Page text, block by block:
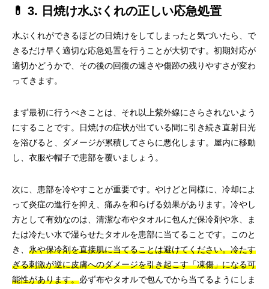
💊 3. 日焼け水ぶくれの正しい応急処置
水ぶくれができるほどの日焼けをしてしまったと気づいたら、で
きるだけ早く適切な応急処置を行うことが大切です。初期対応が
適切かどうかで、その後の回復の速さや傷跡の残りやすさが変わ
ってきます。
まず最初に行うべきことは、それ以上紫外線にさらされないよう
にすることです。日焼けの症状が出ている間に引き続き直射日光
を浴びると、ダメージが累積してさらに悪化します。屋内に移動
し、衣服や帽子で患部を覆いましょう。
次に、患部を冷やすことが重要です。やけどと同様に、冷却によ
って炎症の進行を抑え、痛みを和らげる効果があります。冷やし
方として有効なのは、清潔な布やタオルに包んだ保冷剤や氷、ま
たは冷たい水で湿らせたタオルを患部に当てることです。このと
き、 氷や保冷剤を直接肌に当てることは避けてください。冷たす
ぎる刺激が逆に皮膚へのダメージを引き起こす「凍傷」になる可
能性があります。必ず布やタオルで包んでから当てるようにしま